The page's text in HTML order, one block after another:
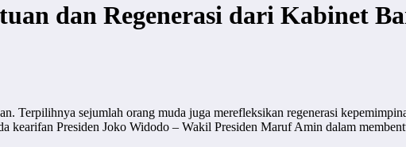
dan Regenerasi dari Kabinet
Terpilihnya sejumlah orang muda juga merefleksikan regenerasi
kearifan Presiden Joko Widodo – Wakil Presiden Maruf Amin dalam